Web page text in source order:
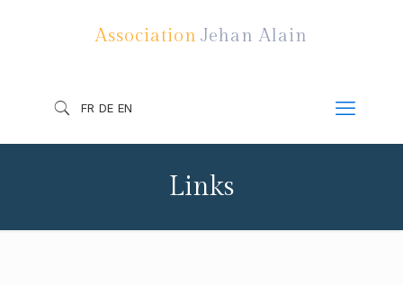
Association Jehan Alain
FR DE EN
Links